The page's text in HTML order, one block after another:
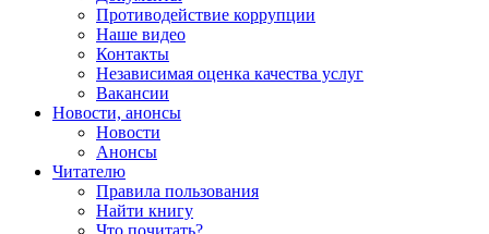
Противодействие коррупции
Наше видео
Контакты
Независимая оценка качества услуг
Вакансии
Новости, анонсы
Новости
Анонсы
Читателю
Правила пользования
Найти книгу
Что почитать?